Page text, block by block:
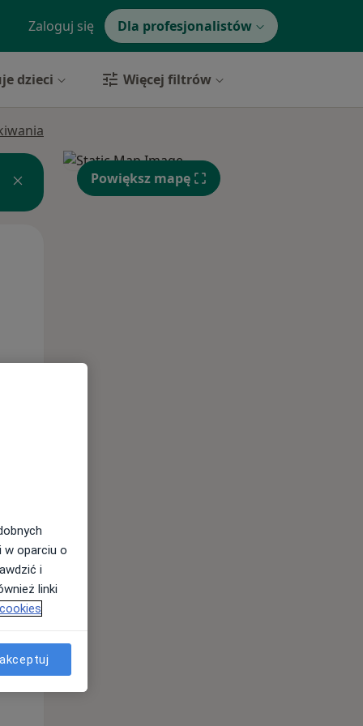
Zaloguj się Dla profesjonalistów
dzieci Więcej filtrów
Powiększ mapę
w oparciu o
i
linki